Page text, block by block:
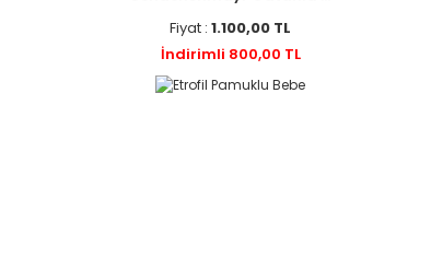
Fiyat :1.100,00 TL
İndirimli 800,00 TL